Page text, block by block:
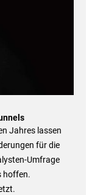
Jahres lassen
für die
Umfrage
hoffen.